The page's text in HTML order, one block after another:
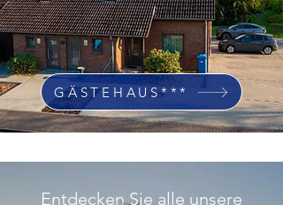
GÄSTEHAUS***
Entdecken Sie alle unsere